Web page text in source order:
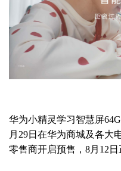
华为小精灵学习智慧屏
月29日在华为商城及各大
零售商开启预售，8月12日